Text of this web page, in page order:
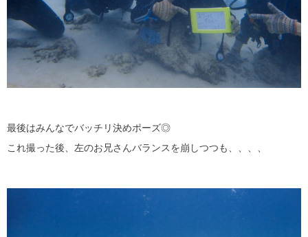
最後はみんなでバッチリ決めポーズ◎
これ撮った後、左のお兄さんバランスを崩しつつも、、、、